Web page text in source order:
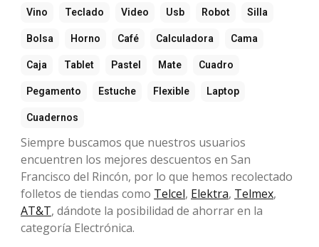
Vino Teclado Video Usb Robot Silla
Bolsa Horno Café Calculadora Cama
Caja Tablet Pastel Mate Cuadro
Pegamento Estuche Flexible Laptop
Cuadernos
Siempre buscamos que nuestros usuarios
encuentren los mejores descuentos en San
Francisco del Rincón, por lo que hemos recolectado
folletos de tiendas como Telcel, Elektra, Telmex,
AT&T, dándote la posibilidad de ahorrar en la
categoría Electrónica.